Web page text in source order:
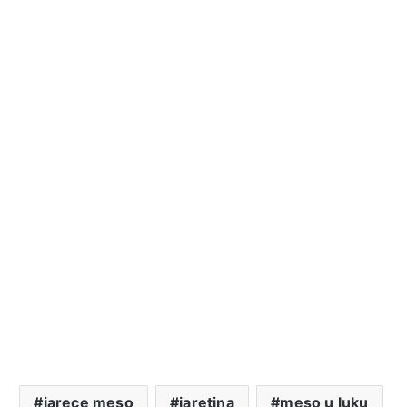
jarece meso jaretina meso u luku